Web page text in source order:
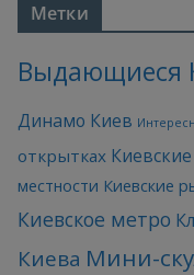
Метки
Выдающиеся
Динамо Киев
открытках
местности Киевские
Киевское метро
Киева Мини-